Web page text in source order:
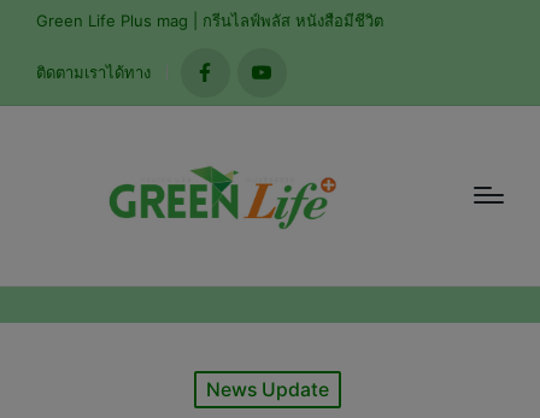
Green Life Plus mag | กรีนไลฟ์พลัส หนังสือมีชีวิต
ติดตามเราได้ทาง
facebookyoutube
Posted
News Update
modal-check